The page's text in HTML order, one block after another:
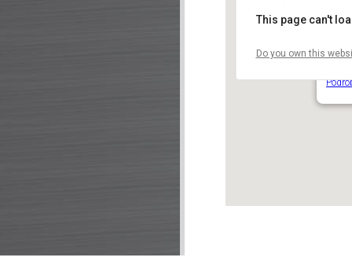
This page can't
Do you own this